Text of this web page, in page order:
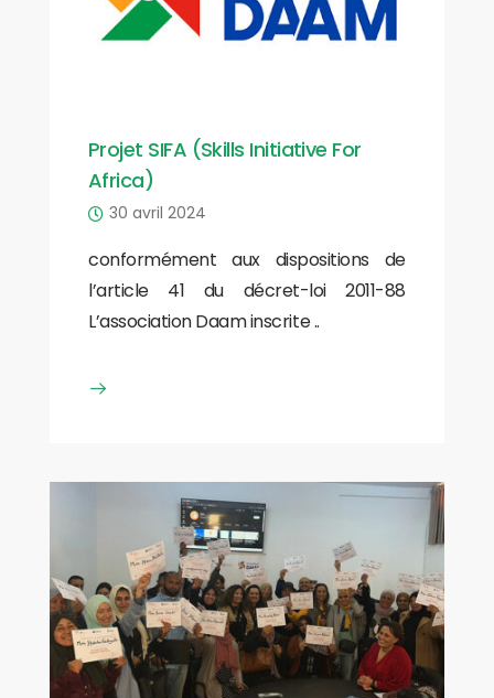
Projet SIFA (Skills Initiative For
Africa)
30 avril 2024
conformément aux dispositions de
l’article 41 du décret-loi 2011-88
L’association Daam inscrite ..